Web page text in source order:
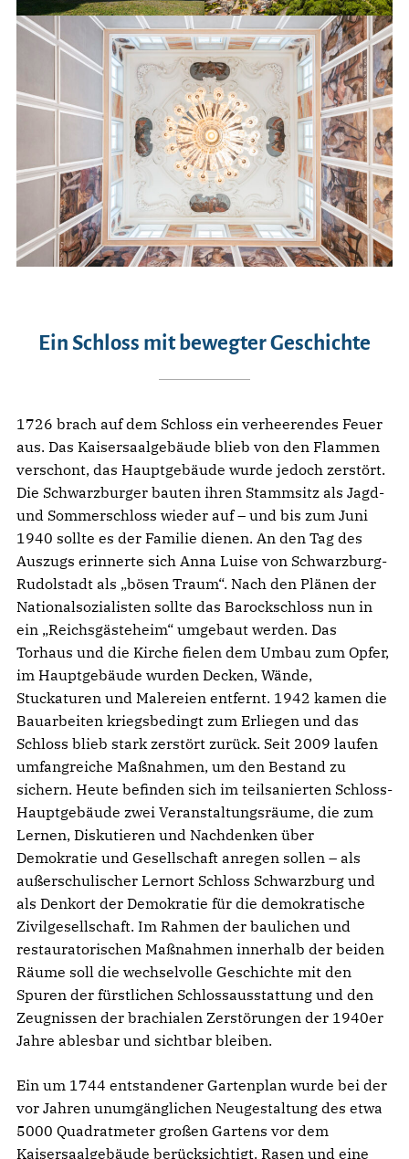
Ein Schloss mit bewegter Geschichte
1726 brach auf dem Schloss ein verheerendes Feuer
aus. Das Kaisersaalgebäude blieb von den Flammen
verschont, das Hauptgebäude wurde jedoch zerstört.
Die Schwarzburger bauten ihren Stammsitz als Jagd-
und Sommerschloss wieder auf – und bis zum Juni
1940 sollte es der Familie dienen. An den Tag des
Auszugs erinnerte sich Anna Luise von Schwarzburg-
Rudolstadt als „bösen Traum“. Nach den Plänen der
Nationalsozialisten sollte das Barockschloss nun in
ein „Reichsgästeheim“ umgebaut werden. Das
Torhaus und die Kirche fielen dem Umbau zum Opfer,
im Hauptgebäude wurden Decken, Wände,
Stuckaturen und Malereien entfernt. 1942 kamen die
Bauarbeiten kriegsbedingt zum Erliegen und das
Schloss blieb stark zerstört zurück. Seit 2009 laufen
umfangreiche Maßnahmen, um den Bestand zu
sichern. Heute befinden sich im teilsanierten Schloss-
Hauptgebäude zwei Veranstaltungsräume, die zum
Lernen, Diskutieren und Nachdenken über
Demokratie und Gesellschaft anregen sollen – als
außerschulischer Lernort Schloss Schwarzburg und
als Denkort der Demokratie für die demokratische
Zivilgesellschaft. Im Rahmen der baulichen und
restauratorischen Maßnahmen innerhalb der beiden
Räume soll die wechselvolle Geschichte mit den
Spuren der fürstlichen Schlossausstattung und den
Zeugnissen der brachialen Zerstörungen der 1940er
Jahre ablesbar und sichtbar bleiben.
Ein um 1744 entstandener Gartenplan wurde bei der
vor Jahren unumgänglichen Neugestaltung des etwa
5000 Quadratmeter großen Gartens vor dem
Kaisersaalgebäude berücksichtigt. Rasen und eine